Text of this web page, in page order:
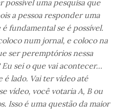
possível uma pesquisa que
a pessoa responder uma
fundamental se é possível.
num jornal, e coloco na
ser peremptórios nessa
sei o que vai acontecer…
é lado. Vai ter vídeo até
vídeo, você votaria A, B ou
Isso é uma questão da maior